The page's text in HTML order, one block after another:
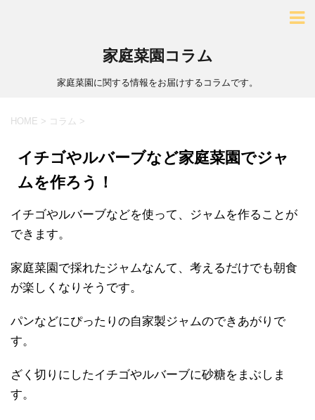
家庭菜園コラム
家庭菜園に関する情報をお届けするコラムです。
HOME > コラム >
イチゴやルバーブなど家庭菜園でジャ
ムを作ろう！
イチゴやルバーブなどを使って、ジャムを作ることが
できます。
家庭菜園で採れたジャムなんて、考えるだけでも朝食
が楽しくなりそうです。
パンなどにぴったりの自家製ジャムのできあがりで
す。
ざく切りにしたイチゴやルバーブに砂糖をまぶしま
す。